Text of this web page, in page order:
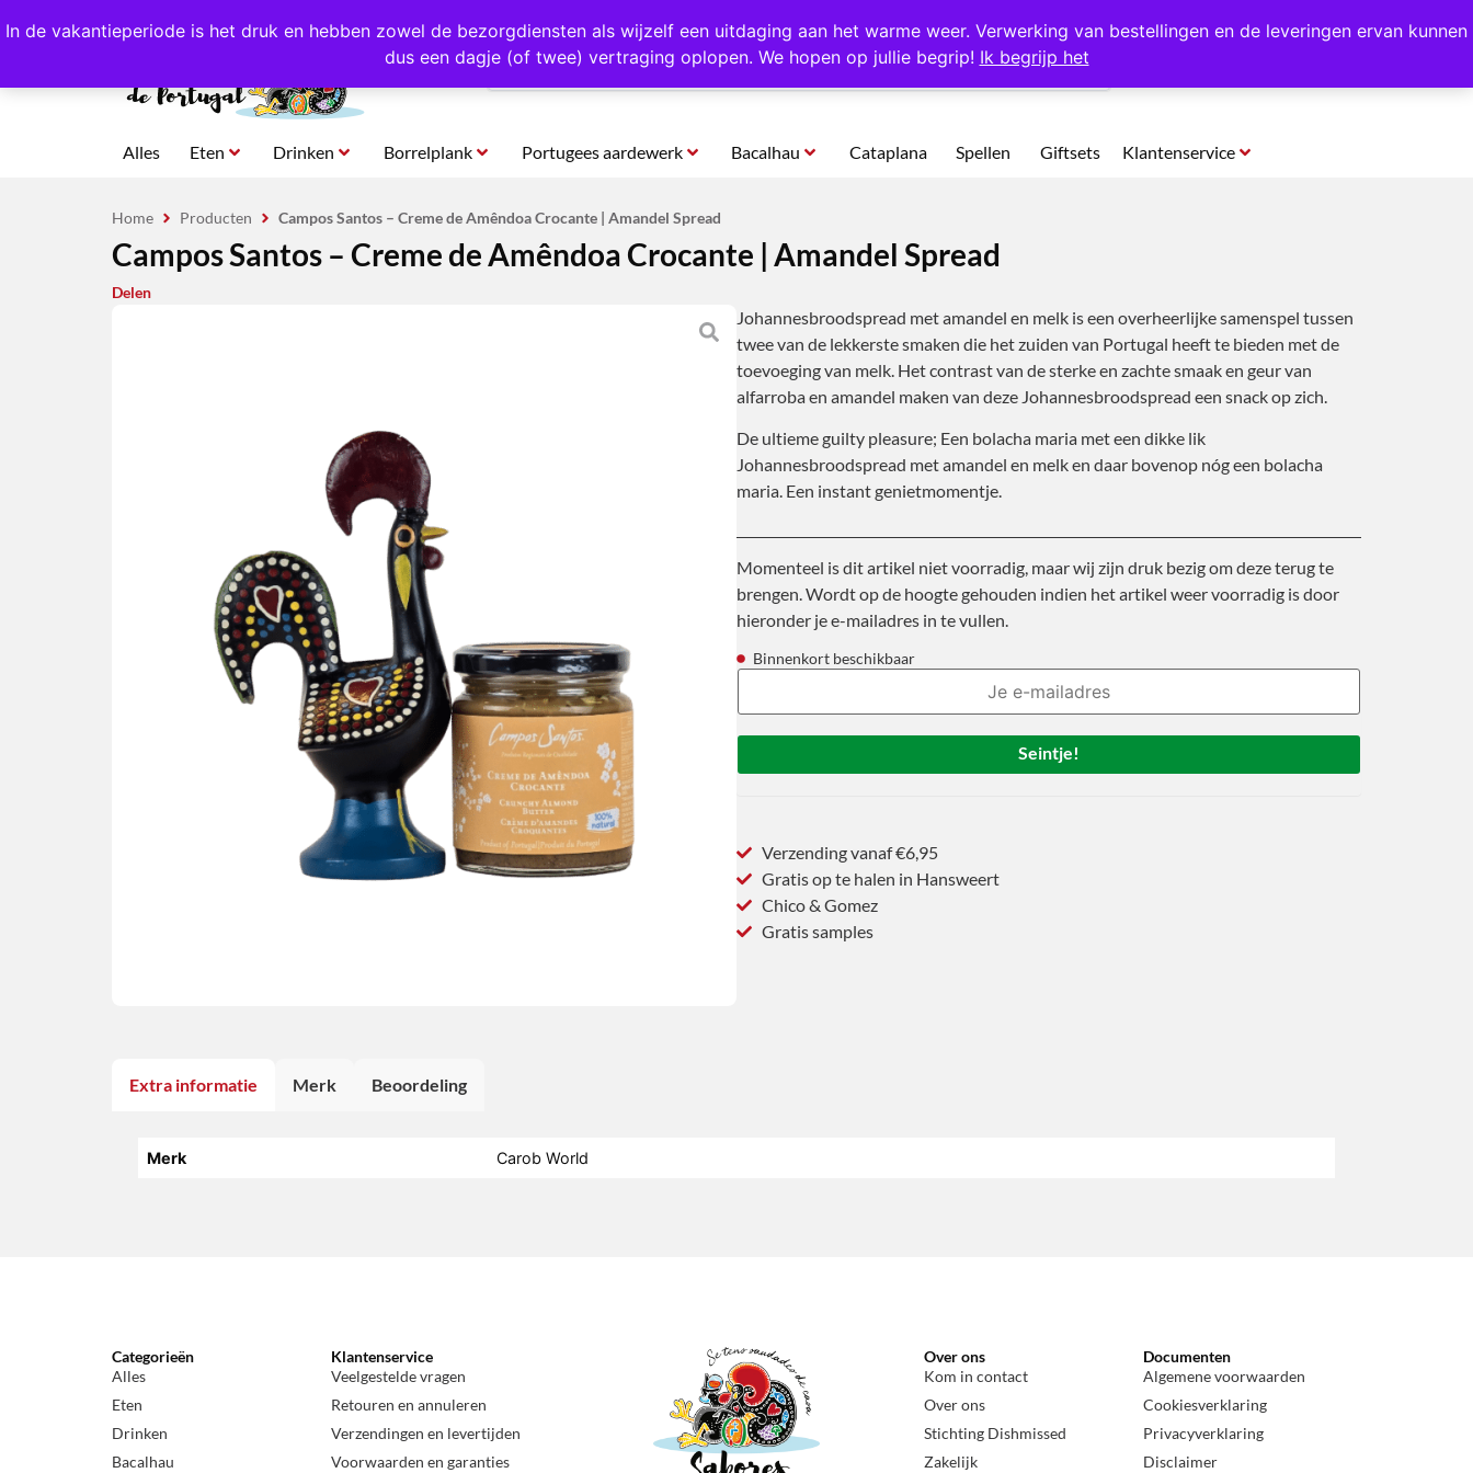
In de vakantieperiode is het druk en hebben zowel de bezorgdiensten als wijzelf een uitdaging aan het warme weer. Verwerking van bestellingen en de leveringen ervan kunnen
dus een dagje (of twee) vertraging oplopen. We hopen op jullie begrip! Ik begrijp het
4,8/5,0 sterren beoordeeld! Eigen import uit Portugal Altijd 1000 verschillende producten op voorraad Gratis op te halen in Hansweert
Alles Eten Drinken Borrelplank Portugees aardewerk Bacalhau Cataplana Spellen Giftsets Klantenservice
Home Producten Campos Santos – Creme de Amêndoa Crocante | Amandel Spread
Campos Santos – Creme de Amêndoa Crocante | Amandel Spread
Delen
Johannesbroodspread met amandel en melk is een overheerlijke samenspel tussen
twee van de lekkerste smaken die het zuiden van Portugal heeft te bieden met de
toevoeging van melk. Het contrast van de sterke en zachte smaak en geur van
alfarroba en amandel maken van deze Johannesbroodspread een snack op zich.
De ultieme guilty pleasure; Een bolacha maria met een dikke lik
Johannesbroodspread met amandel en melk en daar bovenop nóg een bolacha
maria. Een instant genietmomentje.
Momenteel is dit artikel niet voorradig, maar wij zijn druk bezig om deze terug te
brengen. Wordt op de hoogte gehouden indien het artikel weer voorradig is door
hieronder je e-mailadres in te vullen.
Binnenkort beschikbaar
Seintje!
Verzending vanaf €6,95
Gratis op te halen in Hansweert
Chico & Gomez
Gratis samples
Extra informatie Merk Beoordeling
Merk Carob World
Categorieën
Alles
Eten
Drinken
Bacalhau
Klantenservice
Veelgestelde vragen
Retouren en annuleren
Verzendingen en levertijden
Voorwaarden en garanties
Over ons
Kom in contact
Over ons
Stichting Dishmissed
Zakelijk
Documenten
Algemene voorwaarden
Cookiesverklaring
Privacyverklaring
Disclaimer